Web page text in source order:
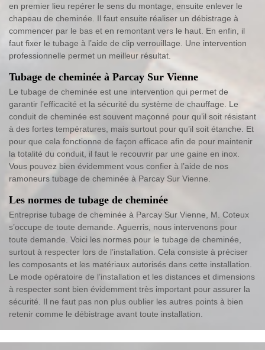
en premier lieu repérer le sens du montage, ensuite enlever le
chapeau de cheminée. Il faut ensuite réaliser un débistrage à
commencer par le bas et en remontant vers le haut. En enfin, il
faut fixer le tubage à l’aide de clip verrouillage. Une intervention
professionnelle permet un meilleur résultat.
Tubage de cheminée à Parcay Sur Vienne
Le tubage de cheminée est une intervention qui permet de
garantir l’efficacité et la sécurité du système de chauffage. Le
conduit de cheminée est souvent maçonné pour qu’il soit résistant
à des fortes températures, mais surtout pour qu’il soit étanche. Et
pour que cela fonctionne de façon efficace afin de pour maintenir
la totalité du conduit, il faut le recouvrir par une gaine en inox.
Vous pouvez bien évidemment vous confier à l’aide de nos
ramoneurs tubage de cheminée à Parcay Sur Vienne.
Les normes de tubage de cheminée
Entreprise tubage de cheminée à Parcay Sur Vienne, M. Coteux
s’occupe de toute demande. Aguerris, nous intervenons pour
toute demande. Voici les normes pour le tubage de cheminée,
surtout à respecter lors de l’installation. Cela consiste à préciser
les composants et les matériaux autorisés dans cette installation.
Le mode opératoire de l’installation et les distances et dimensions
à respecter sont bien évidemment très important pour assurer la
sécurité. Il ne faut pas non plus oublier les autres points à bien
retenir comme le débistrage avant toute installation.